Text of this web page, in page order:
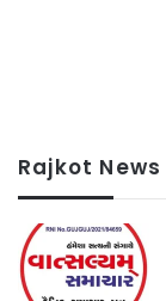
Rajkot News